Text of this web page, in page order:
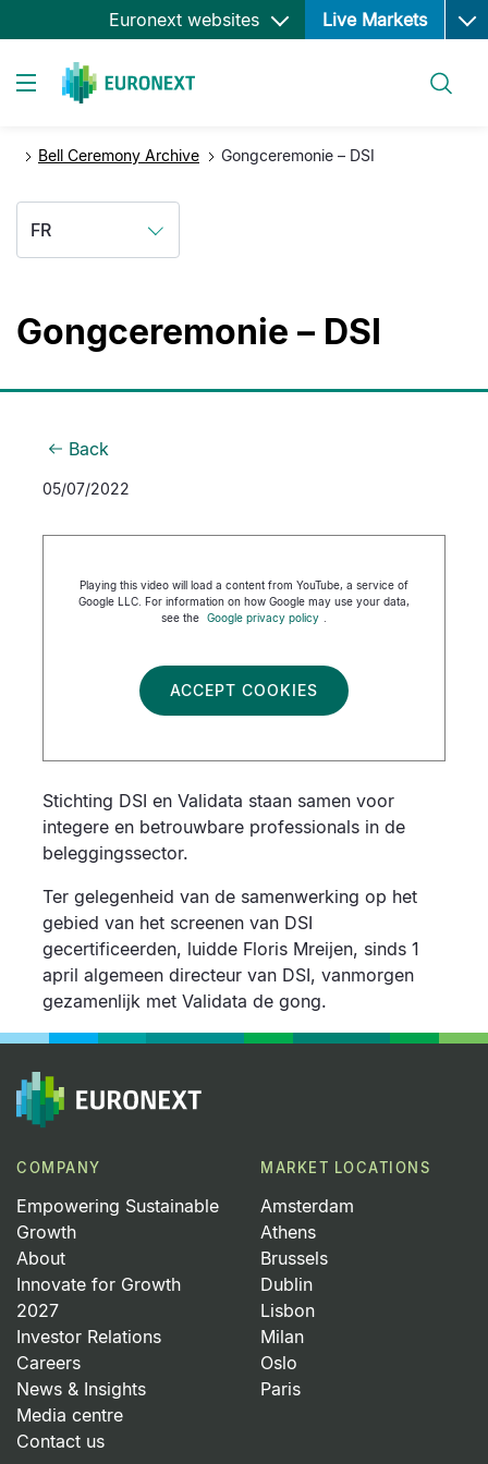
Aller
au
Euronext websites Live Markets Open
Bell Ceremony Archive Gongceremonie – DSI
FR
Gongceremonie – DSI
Back
05/07/2022
Playing this video will load a content from YouTube, a service of
Google LLC. For information on how Google may use your data,
see the Google privacy policy
ACCEPT COOKIES
Stichting DSI en Validata staan samen voor
integere en betrouwbare professionals in de
beleggingssector.
Ter gelegenheid van de samenwerking op het
gebied van het screenen van DSI
gecertificeerden, luidde Floris Mreijen, sinds 1
april algemeen directeur van DSI, vanmorgen
gezamenlijk met Validata de gong.
COMPANY
Empowering Sustainable
Growth
About
Innovate for Growth
2027
Investor Relations
Careers
News & Insights
Media centre
Contact us
MARKET LOCATIONS
Amsterdam
Athens
Brussels
Dublin
Lisbon
Milan
Oslo
Paris